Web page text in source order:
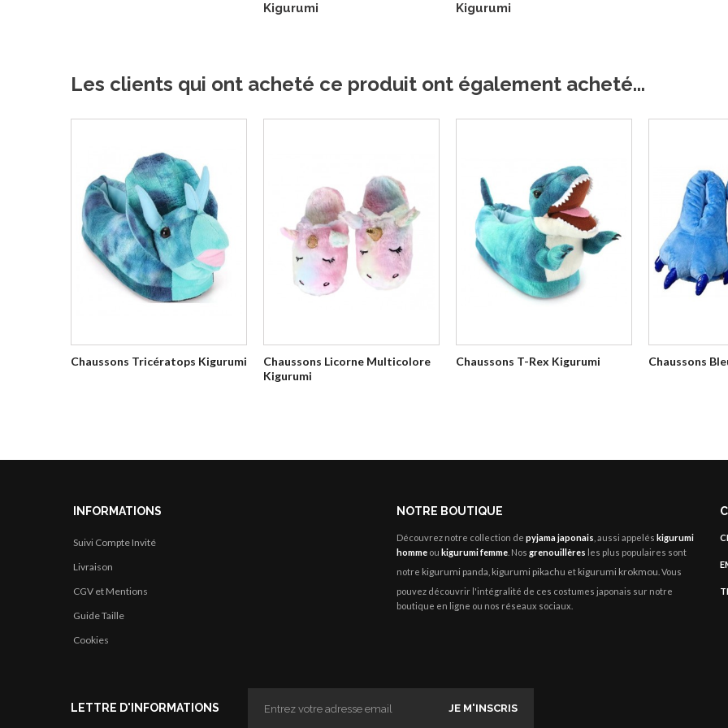
Kigurumi
Kigurumi
Les clients qui ont acheté ce produit ont également acheté...
Chaussons Tricératops Kigurumi
Chaussons Licorne Multicolore
Kigurumi
Chaussons T-Rex Kigurumi Chaussons
INFORMATIONS
Suivi Compte Invité
Livraison
CGV et Mentions
Guide Taille
Cookies
NOTRE BOUTIQUE
Découvrez notre collection de pyjama japonais , aussi appelés kigurumi
homme ou kigurumi femme . Nos grenouillères les plus populaires sont
notre kigurumi panda kigurumi pikachu et kigurumi krokmou . Vous
pouvez découvrir l'intégralité de ces costumes japonais sur notre
boutique en ligne ou nos réseaux sociaux.
LETTRE D'INFORMATIONS JE M'INSCRIS